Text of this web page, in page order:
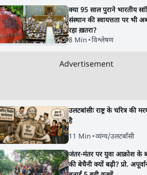
क्या 95 साल पुराने भारतीय
संस्थान की स्वायत्तता पर भी
रहा ख़तरा?
8 Min •विश्लेषण
Advertisement
उलटबांसीः राष्ट्र के चरित्र की
है
11 Min •व्यंग्य/उलटबाँसी
जंतर-मंतर पर युवा आक्रोश के
की बेचैनी क्यों बढ़ी? प्रो.